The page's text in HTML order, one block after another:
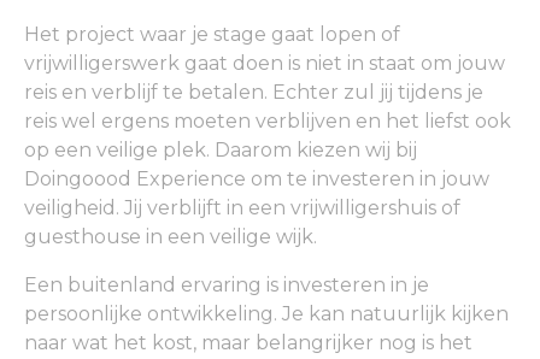
Het project waar je stage gaat lopen of
vrijwilligerswerk gaat doen is niet in staat om jouw
reis en verblijf te betalen. Echter zul jij tijdens je
reis wel ergens moeten verblijven en het liefst ook
op een veilige plek. Daarom kiezen wij bij
Doingoood Experience om te investeren in jouw
veiligheid. Jij verblijft in een vrijwilligershuis of
guesthouse in een veilige wijk.
Een buitenland ervaring is investeren in je
persoonlijke ontwikkeling. Je kan natuurlijk kijken
naar wat het kost, maar belangrijker nog is het